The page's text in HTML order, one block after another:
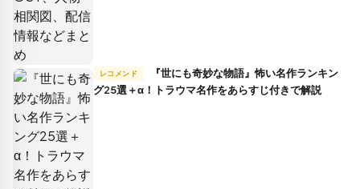
レコメンド
グ25選＋α！トラウマ名作をあらすじ付きで解説